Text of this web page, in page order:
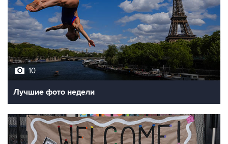
10
Лучшие фото недели